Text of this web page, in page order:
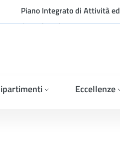
Piano Integrato di Attività ed
Organizzazione
Eccellenze